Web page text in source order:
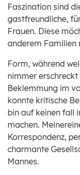
Faszination sind
gastfreundliche,
Frauen. Diese
anderem Familien
Form, während
nimmer
Beklemmung im
konnte kritische
bin auf keinen fall
machen.
Korrespondenz,
charmante
Mannes.